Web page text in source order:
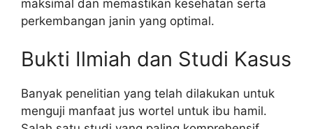
maksimal dan memastikan kesehatan serta
perkembangan janin yang optimal.
Bukti Ilmiah dan Studi Kasus
Banyak penelitian yang telah dilakukan untuk
menguji manfaat jus wortel untuk ibu hamil.